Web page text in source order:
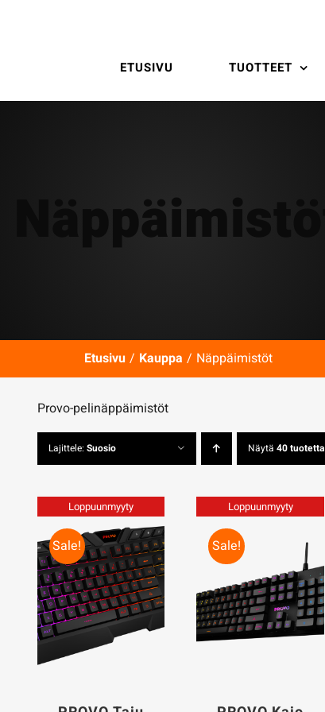
ETUSIVU TUOTTEET
Näppäimistöt
Etusivu Kauppa Näppäimistöt
Provo-pelinäppäimistöt
Lajittele: Suosio Näytä 40 tuotetta
Loppuunmyyty
Sale!
Loppuunmyyty
Sale!